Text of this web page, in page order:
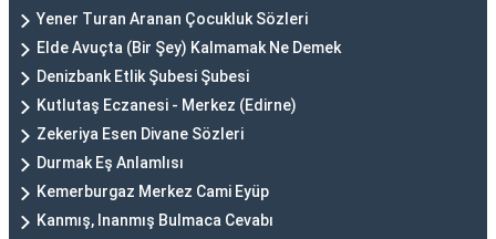
Yener Turan Aranan Çocukluk Sözleri
Elde Avuçta (Bir Şey) Kalmamak Ne Demek
Denizbank Etlik Şubesi Şubesi
Kutlutaş Eczanesi - Merkez (Edirne)
Zekeriya Esen Divane Sözleri
Durmak Eş Anlamlısı
Kemerburgaz Merkez Cami Eyüp
Kanmış, Inanmış Bulmaca Cevabı